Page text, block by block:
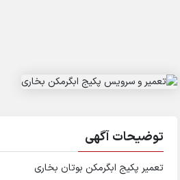
توضیحات آگهی
تعمیر پکیج ابگرمکن بوتان بخاری